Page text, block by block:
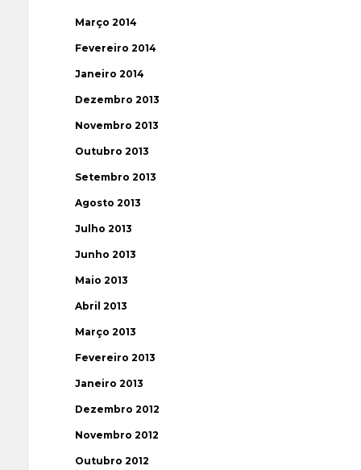
Março 2014
Fevereiro 2014
Janeiro 2014
Dezembro 2013
Novembro 2013
Outubro 2013
Setembro 2013
Agosto 2013
Julho 2013
Junho 2013
Maio 2013
Abril 2013
Março 2013
Fevereiro 2013
Janeiro 2013
Dezembro 2012
Novembro 2012
Outubro 2012